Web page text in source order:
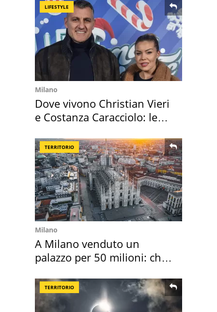
LIFESTYLE
Milano
Dove vivono Christian Vieri
e Costanza Caracciolo: le
TERRITORIO
Milano
A Milano venduto un
palazzo per 50 milioni: chi
TERRITORIO